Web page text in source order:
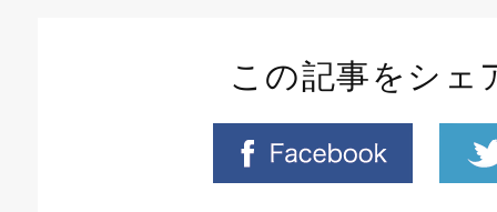
この記事をシェ